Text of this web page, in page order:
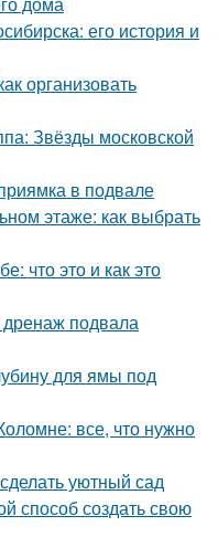
его история и
организовать
Звёзды московской
в подвале
этаже: как выбрать
что это и как это
дренаж подвала
для ямы под
все, что нужно
уютный сад
способ создать свою